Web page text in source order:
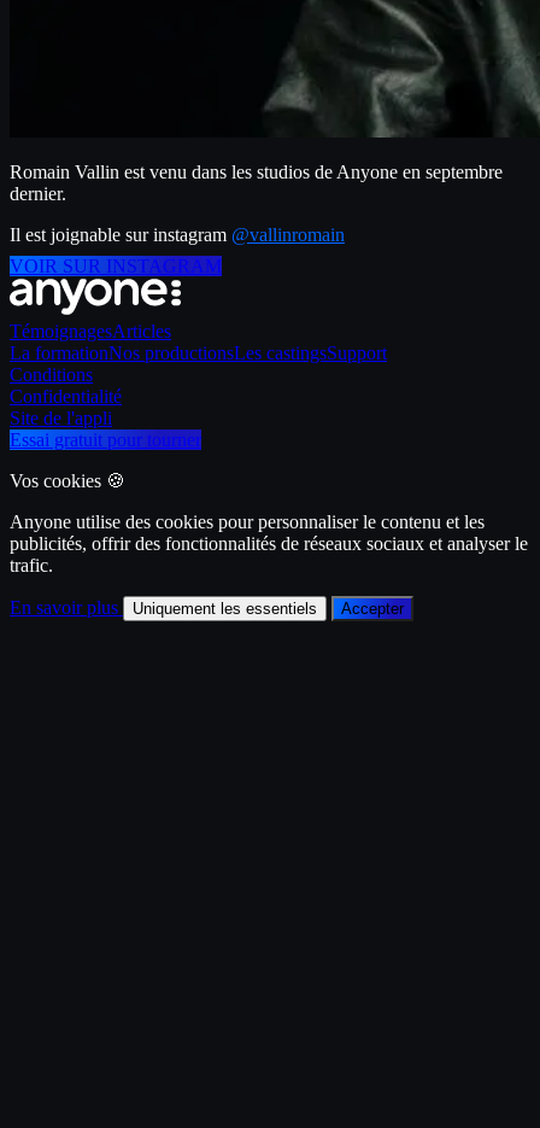
Romain Vallin est venu dans les studios de Anyone en septembre
dernier.
Il est joignable sur instagram @vallinromain
VOIR SUR INSTAGRAM
TémoignagesArticles
La formationNos productionsLes castingsSupport
Conditions
Confidentialité
Site de l'appli
Essai gratuit pour tourner
Vos cookies 🍪
Anyone utilise des cookies pour personnaliser le contenu et les
publicités, offrir des fonctionnalités de réseaux sociaux et analyser le
trafic.
En savoir plus Uniquement les essentiels Accepter